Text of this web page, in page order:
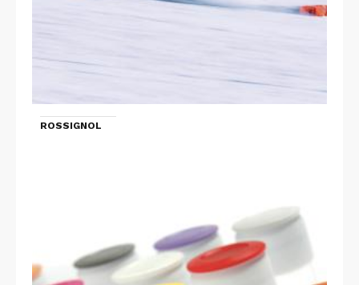
ROSSIGNOL